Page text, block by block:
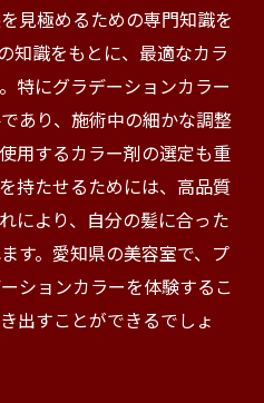
見極めるための専門知識を
知識をもとに、最適なカラ
特にグラデーションカラー
あり、施術中の細かな調整
用するカラー剤の選定も重
持たせるためには、高品質
により、自分の髪に合った
す。愛知県の美容室で、プ
ションカラーを体験するこ
出すことができるでしょ